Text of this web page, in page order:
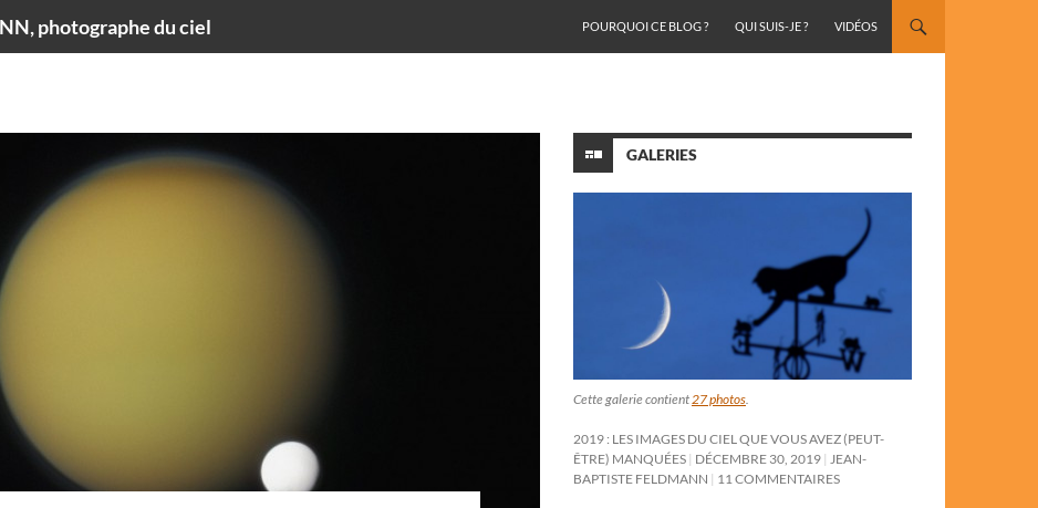
photographe du ciel
POURQUOI CE BLOG ?
QUI SUIS-JE ? VIDÉOS
GALERIES
Cette galerie contient27 photos.
2019 : LES IMAGES DU CIEL QUE VOUS AVEZ (PEUT-
ÊTRE) MANQUÉES DÉCEMBRE 30, 2019 JEAN-
BAPTISTE FELDMANN
11 COMMENTAIRES